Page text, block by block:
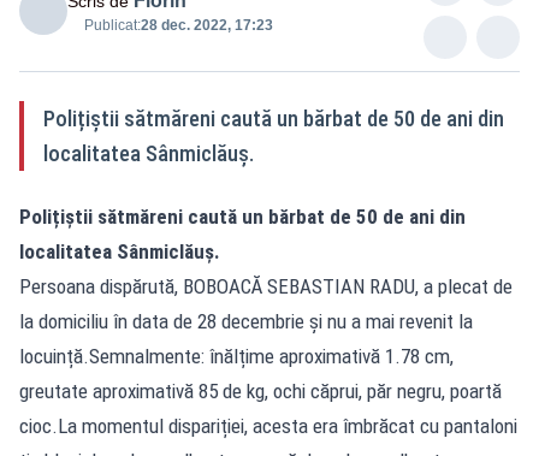
Publicat:28 dec. 2022, 17:23
Polițiștii sătmăreni caută un bărbat de 50 de ani din
localitatea Sânmiclăuș.
Polițiștii sătmăreni caută un bărbat de 50 de ani din
localitatea Sânmiclăuș.
Persoana dispărută, BOBOACĂ SEBASTIAN RADU, a plecat de
la domiciliu în data de 28 decembrie și nu a mai revenit la
locuință.Semnalmente: înălțime aproximativă 1.78 cm,
greutate aproximativă 85 de kg, ochi căprui, păr negru, poartă
cioc.La momentul dispariției, acesta era îmbrăcat cu pantaloni